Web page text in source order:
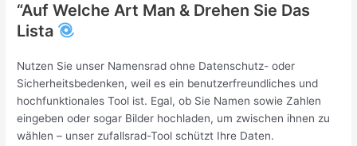
“Auf Welche Art Man & Drehen Sie Das
Lista
Nutzen Sie unser Namensrad ohne Datenschutz- oder
Sicherheitsbedenken, weil es ein benutzerfreundliches und
hochfunktionales Tool ist. Egal, ob Sie Namen sowie Zahlen
eingeben oder sogar Bilder hochladen, um zwischen ihnen zu
wählen – unser zufallsrad-Tool schützt Ihre Daten.